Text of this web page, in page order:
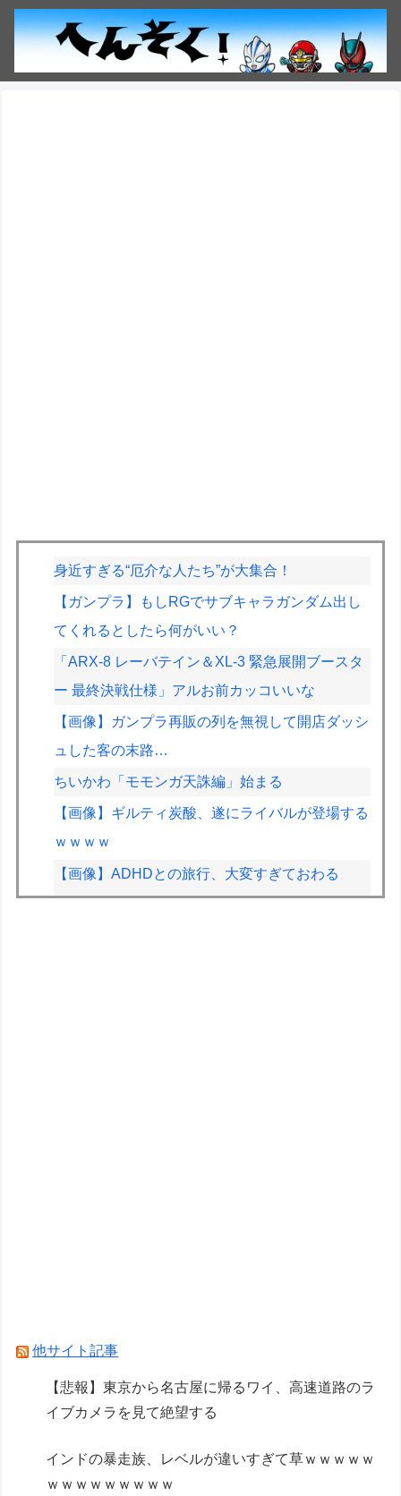
身近すぎる“厄介な人たち”が大集合！
【ガンプラ】もしRGでサブキャラガンダム出し
てくれるとしたら何がいい？
「ARX-8 レーバテイン＆XL-3 緊急展開ブースタ
ー 最終決戦仕様」アルお前カッコいいな
【画像】ガンプラ再販の列を無視して開店ダッシ
ュした客の末路…
ちいかわ「モモンガ天誅編」始まる
【画像】ギルティ炭酸、遂にライバルが登場する
ｗｗｗｗ
【画像】ADHDとの旅行、大変すぎておわる
wwwwww
他サイト記事
【悲報】東京から名古屋に帰るワイ、高速道路のラ
イブカメラを見て絶望する
インドの暴走族、レベルが違いすぎて草ｗｗｗｗｗ
ｗｗｗｗｗｗｗｗｗ